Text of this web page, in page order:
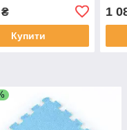
Купити
1